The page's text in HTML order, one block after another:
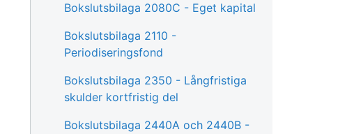
Bokslutsbilaga 2080C - Eget kapital
Bokslutsbilaga 2110 -
Periodiseringsfond
Bokslutsbilaga 2350 - Långfristiga
skulder kortfristig del
Bokslutsbilaga 2440A och 2440B -